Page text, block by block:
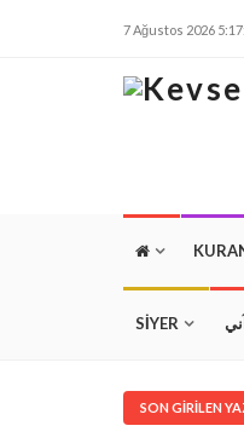
7 Ağustos 2026
SİYER
SON GIRILEN